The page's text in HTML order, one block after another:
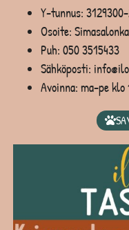
Y-tunnus:
Osoite:
Puh: 050 3515433
Sähköposti:
Avoinna: ma-pe